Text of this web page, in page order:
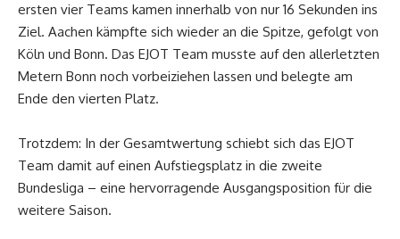
ersten vier Teams kamen innerhalb von nur 16 Sekunden ins
Ziel. Aachen kämpfte sich wieder an die Spitze, gefolgt von
Köln und Bonn. Das EJOT Team musste auf den allerletzten
Metern Bonn noch vorbeiziehen lassen und belegte am
Ende den vierten Platz.
Trotzdem: In der Gesamtwertung schiebt sich das EJOT
Team damit auf einen Aufstiegsplatz in die zweite
Bundesliga – eine hervorragende Ausgangsposition für die
weitere Saison.